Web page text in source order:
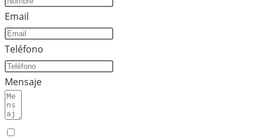
Email
Teléfono
Mensaje